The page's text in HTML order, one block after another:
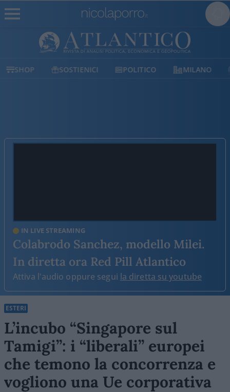
SHOP SOSTIENICI POLITICO MILANO
IN LIVE STREAMING
Colabrodo Sanchez, modello Milei.
In diretta ora Red Pill Atlantico
Attiva l'audio oppure segui la diretta su youtube
ESTERI
L’incubo “Singapore sul
Tamigi”: i “liberali” europei
che temono la concorrenza e
vogliono una Ue corporativa